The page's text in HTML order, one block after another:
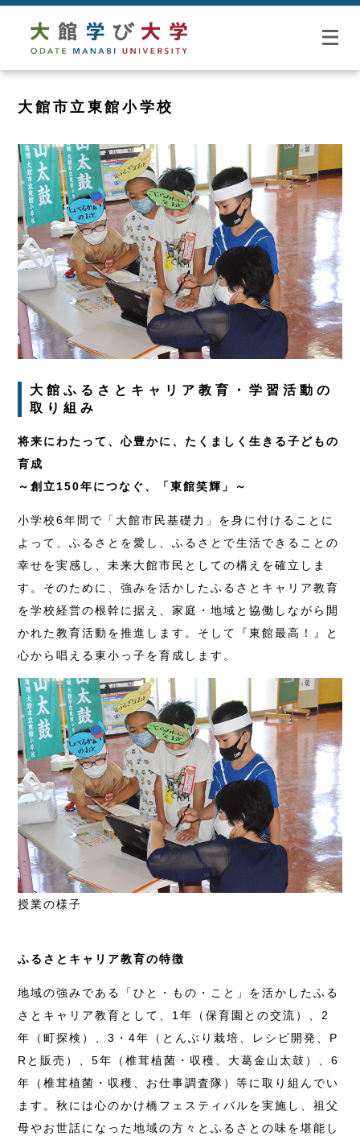
大館市立東館小学校
大館ふるさとキャリア教育・学習活動の
取り組み
将来にわたって、心豊かに、たくましく生きる子どもの
育成
～創立150年につなぐ、「東館笑輝」～
小学校6年間で「大館市民基礎力」を身に付けることに
よって、ふるさとを愛し、ふるさとで生活できることの
幸せを実感し、未来大館市民としての構えを確立しま
す。そのために、強みを活かしたふるさとキャリア教育
を学校経営の根幹に据え、家庭・地域と協働しながら開
かれた教育活動を推進します。そして『東館最高！』と
心から唱える東小っ子を育成します。
授業の様子
ふるさとキャリア教育の特徴
地域の強みである「ひと・もの・こと」を活かしたふる
さとキャリア教育として、1年（保育園との交流）、2
年（町探検）、3・4年（とんぶり栽培、レシピ開発、P
Rと販売）、5年（椎茸植菌・収穫、大葛金山太鼓）、6
年（椎茸植菌・収穫、お仕事調査隊）等に取り組んでい
ます。秋には心のかけ橋フェスティバルを実施し、祖父
母やお世話になった地域の方々とふるさとの味を堪能し